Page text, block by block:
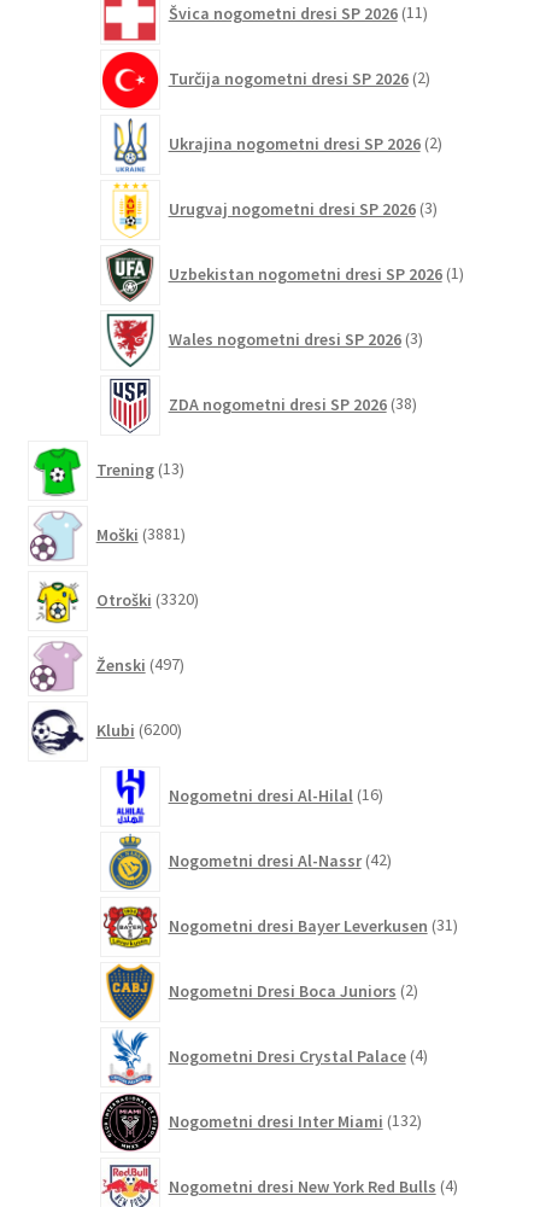
Švica nogometni dresi SP 2026 11izdelkov
Turčija nogometni dresi SP 2026 2izdelka
Ukrajina nogometni dresi SP 2026 2izdelka
Urugvaj nogometni dresi SP 2026 3izdelki
Uzbekistan nogometni dresi SP 2026 1izdelek
Wales nogometni dresi SP 2026 3izdelki
ZDA nogometni dresi SP 2026 38izdelkov
Trening 13izdelkov
Moški 3881izdelkov
Otroški 3320izdelkov
Ženski 497izdelkov
Klubi 6200izdelkov
Nogometni dresi Al-Hilal 16izdelkov
Nogometni dresi Al-Nassr 42izdelkov
Nogometni dresi Bayer Leverkusen 31izdelkov
Nogometni Dresi Boca Juniors 2izdelka
Nogometni Dresi Crystal Palace 4izdelki
Nogometni dresi Inter Miami 132izdelkov
Nogometni dresi New York Red Bulls 4izdelki